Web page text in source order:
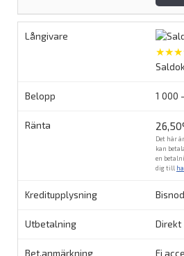
1 000
Det här
kan
en
dig till
Direkt
Ej